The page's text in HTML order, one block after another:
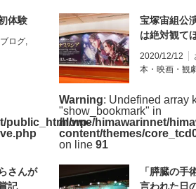
体験
ブログ,
public_html/wp-
宝塚宙組公
は絶対観て
2020/12/12
本・映画・観
Warning: Undefined array
"show_bookmark" in
/home/himawarinnet/
content/themes/
on line 91
さんが
記
「膵臓の手
言われた日